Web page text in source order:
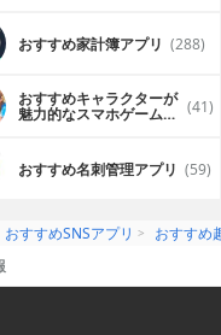
おすすめ家計簿アプリ (288)
おすすめキャラクターが
魅力的なスマホゲームア (41)
おすすめ名刺管理アプリ (59)
おすすめSNSアプリ
おすすめ